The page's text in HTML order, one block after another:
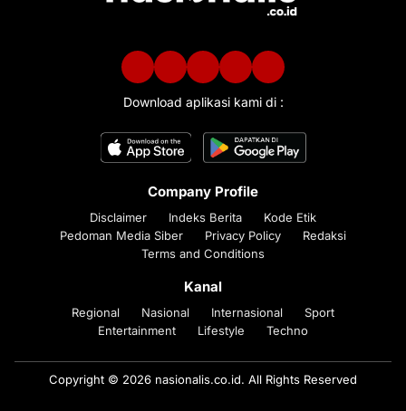
Download aplikasi kami di :
Company Profile
Disclaimer Indeks Berita
Kode Etik
Pedoman Media Siber
Privacy Policy
Redaksi
Terms and Conditions
Kanal
Regional Nasional Internasional
Sport
Entertainment
Lifestyle Techno
Copyright © 2026 nasionalis.co.id. All Rights Reserved